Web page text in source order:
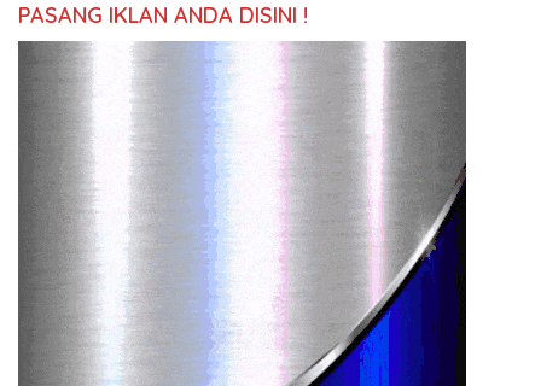
PASANG IKLAN ANDA DISINI !